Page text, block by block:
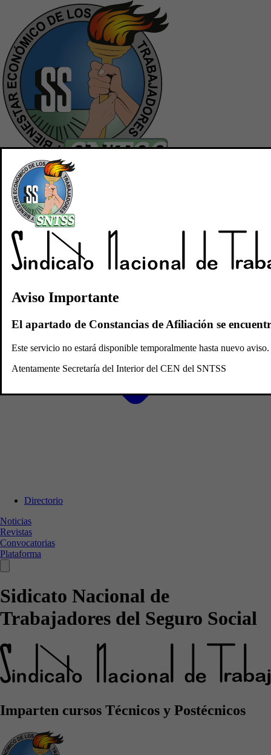
Inicio
Quiénes Somos
Directorio
Noticias
Revistas
Convocatorias
Plataforma
Sidicato Nacional de
Trabajadores del Seguro Social
Aviso Importante
El apartado de Constancias de Afiliación se
Este servicio no estará disponible temporalmente hasta nuevo
Atentamente Secretaría del Interior del CEN del SNTSS
Imparten cursos Técnicos y Postécnicos